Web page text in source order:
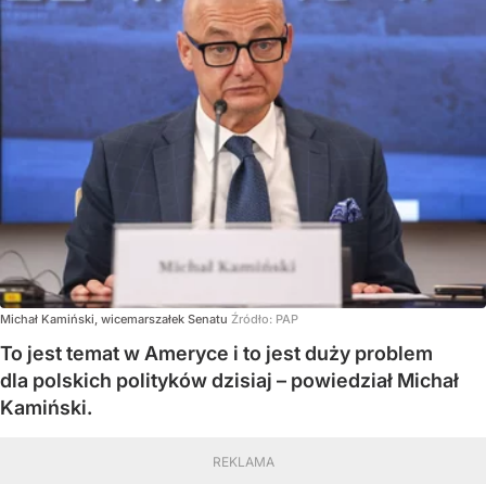
Michał Kamiński, wicemarszałek Senatu Źródło: PAP
To jest temat w Ameryce i to jest duży problem
dla polskich polityków dzisiaj – powiedział Michał
Kamiński.